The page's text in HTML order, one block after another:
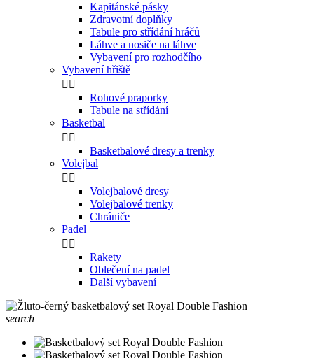
Kapitánské pásky
Zdravotní doplňky
Tabule pro střídání hráčů
Láhve a nosiče na láhve
Vybavení pro rozhodčího
Vybavení hřiště
 
Rohové praporky
Tabule na střídání
Basketbal
 
Basketbalové dresy a trenky
Volejbal
 
Volejbalové dresy
Volejbalové trenky
Chrániče
Padel
 
Rakety
Oblečení na padel
Další vybavení
search